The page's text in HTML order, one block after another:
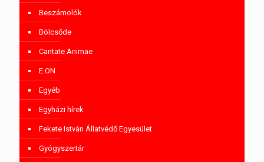
Beszámolók
Bölcsőde
Cantate Animae
E.ON
Egyéb
Egyházi hírek
Fekete István Állatvédő Egyesület
Gyógyszertár